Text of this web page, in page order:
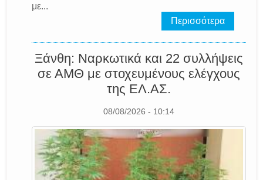
με...
Περισσότερα
Ξάνθη: Ναρκωτικά και 22 συλλήψεις
σε ΑΜΘ με στοχευμένους ελέγχους
της EΛ.AΣ.
08/08/2026 - 10:14